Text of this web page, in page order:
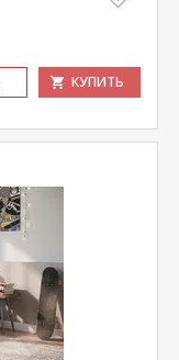
КУПИТЬ